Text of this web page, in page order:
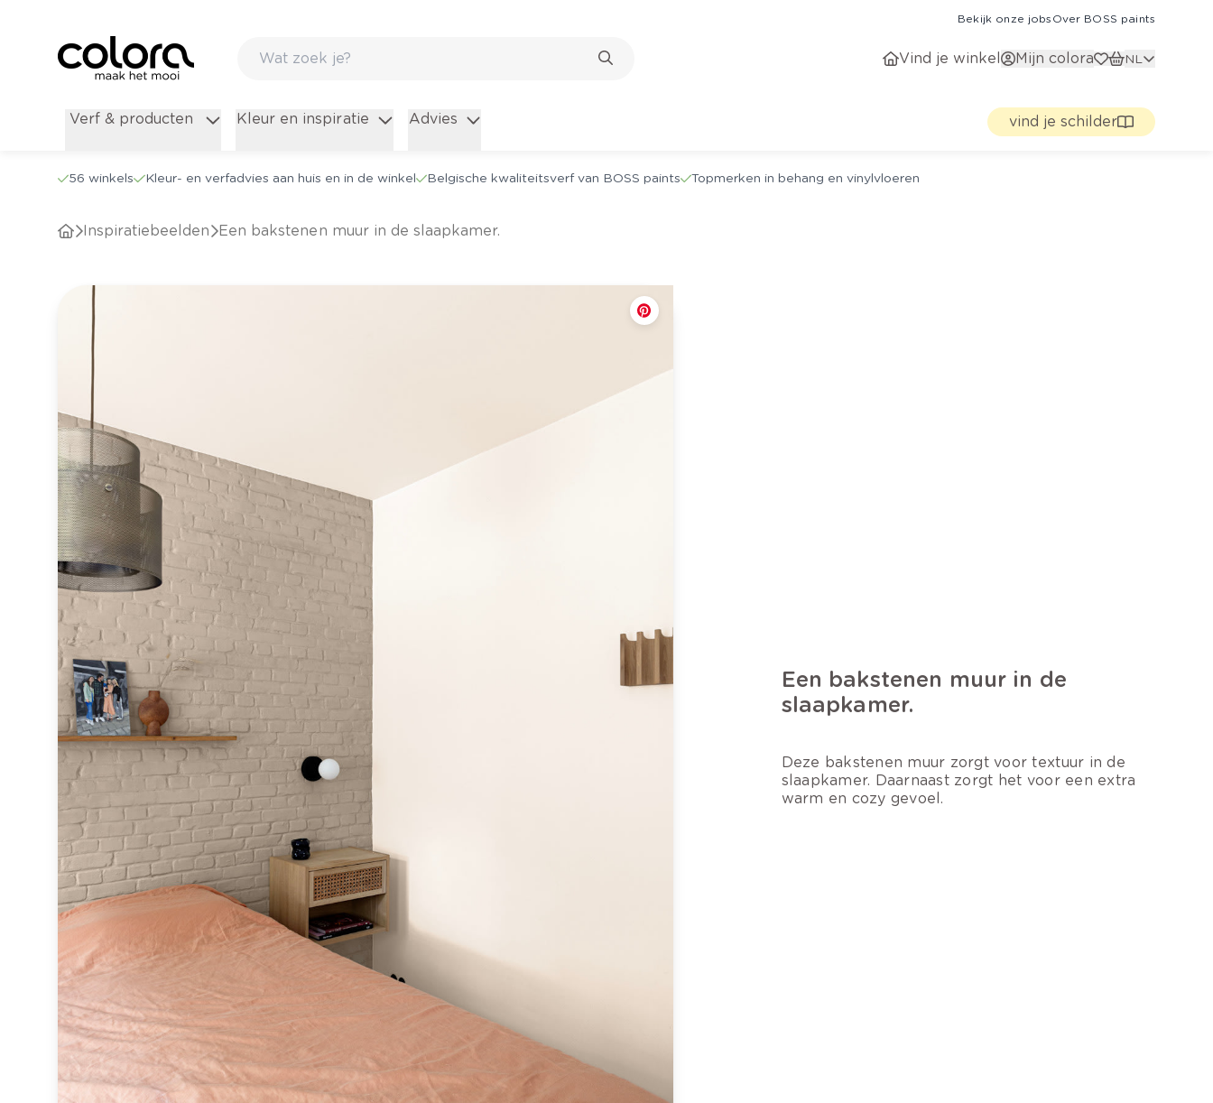
Bekijk onze jobs Over BOSS paints
Vind je winkel Mijn colora NL
Verf & producten Kleur en inspiratie Advies vind je schilder
56 winkels Kleur- en verfadvies aan huis en in de winkel Belgische kwaliteitsverf van BOSS paints Topmerken in behang en vinylvloeren
Inspiratiebeelden Een bakstenen muur in de slaapkamer.
Een bakstenen muur in de
slaapkamer.
Deze bakstenen muur zorgt voor textuur in de
slaapkamer. Daarnaast zorgt het voor een extra
warm en cozy gevoel.